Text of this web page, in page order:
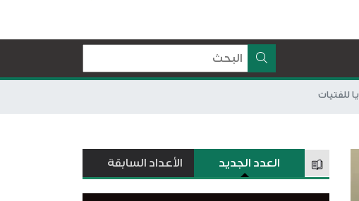
للفتيات
العدد الجديد الأعداد السابقة